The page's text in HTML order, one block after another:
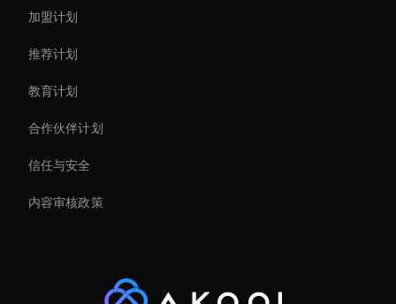
加盟计划
推荐计划
教育计划
合作伙伴计划
信任与安全
内容审核政策